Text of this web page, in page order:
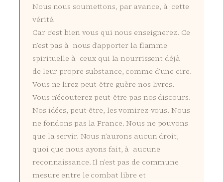
Nous nous soumettons, par avance, à cette
vérité.
Car c’est bien vous qui nous enseignerez. Ce
n’est pas à nous d’apporter la flamme
spirituelle à ceux qui la nourrissent déjà
de leur propre substance, comme d’une cire.
Vous ne lirez peut-être guère nos livres.
Vous n’écouterez peut-être pas nos discours.
Nos idées, peut-être, les vomirez-vous. Nous
ne fondons pas la France. Nous ne pouvons
que la servir. Nous n’aurons aucun droit,
quoi que nous ayons fait, à aucune
reconnaissance. Il n’est pas de commune
mesure entre le combat libre et